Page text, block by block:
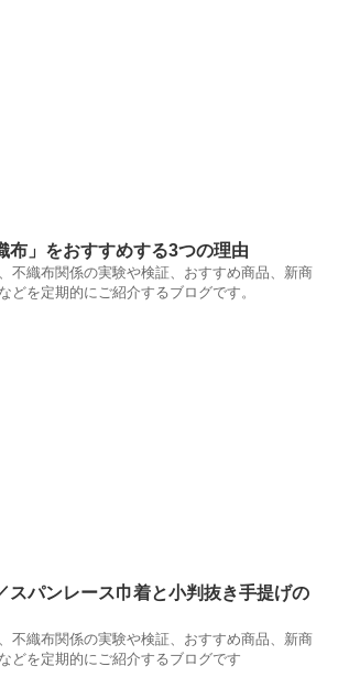
布」をおすすめする3つの理由
不織布関係の実験や検証、おすすめ商品、新商
どを定期的にご紹介するブログです。
スパンレース巾着と小判抜き手提げの
不織布関係の実験や検証、おすすめ商品、新商
どを定期的にご紹介するブログです